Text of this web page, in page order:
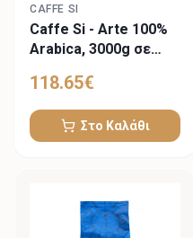
CAFFE SI
Caffe Si - Arte 100%
Arabica, 3000g σε
118.65€
Στο Καλάθι